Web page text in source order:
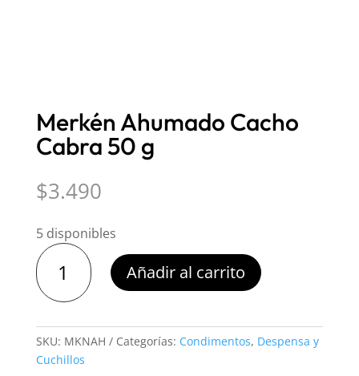
Merkén Ahumado Cacho
Cabra 50 g
$3.490
5 disponibles
Merkén
Ahumado
Cacho
Cabra
50
g
cantidad
Añadir al carrito
SKU: MKNAH Categorías: Condimentos, Despensa y
Cuchillos